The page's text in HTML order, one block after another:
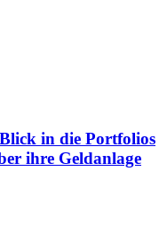
in die Portfolios
ihre Geldanlage